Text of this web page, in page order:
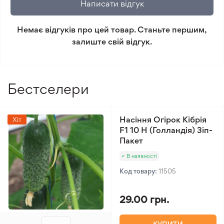
Мінімальне замовлення 300 грн.
Написати відгук
Немає відгуків про цей товар. Станьте першим,
залиште свій відгук.
Бестселери
Хіт
Насіння Огірок Кібрія
F1 10 Н (Голландія) Зіп-
Пакет
В наявності
Код товару: 11505
29.00 грн.